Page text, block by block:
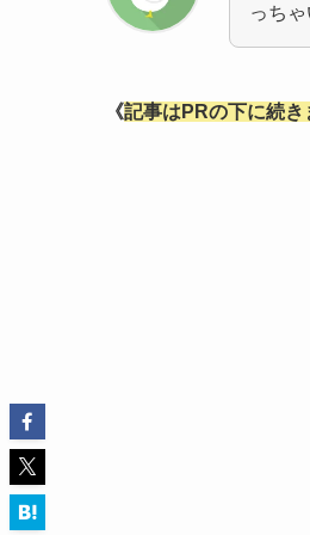
っちゃ
《記事はPRの下に続き